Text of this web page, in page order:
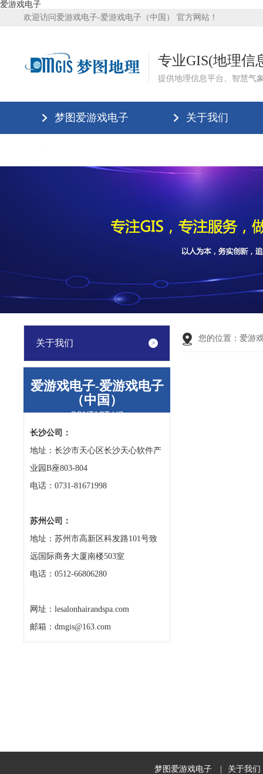
爱游戏电子
欢迎访问爱游戏电子-爱游戏电子（中国） 官方网站！
专业GIS(地理信
提供地理信息平台、智慧气
梦图爱游戏电子 关于我们
关于我们
爱游戏电子-爱游戏电子
（中国）
CONTACT US
长沙公司：
地址：长沙市天心区长沙天心软件产
业园B座803-804
电话：0731-81671998
苏州公司：
地址：苏州市高新区科发路101号致
远国际商务大厦南楼503室
电话：0512-66806280
网址：lesalonhairandspa.com
邮箱：dmgis@163.com
您的位置： 爱游
梦图爱游戏电子 关于我们